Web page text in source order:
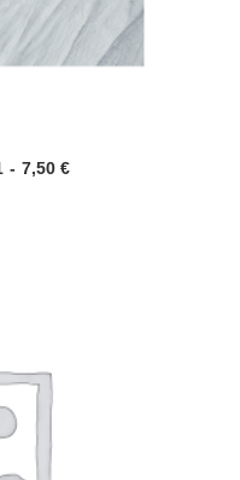
7,50 €